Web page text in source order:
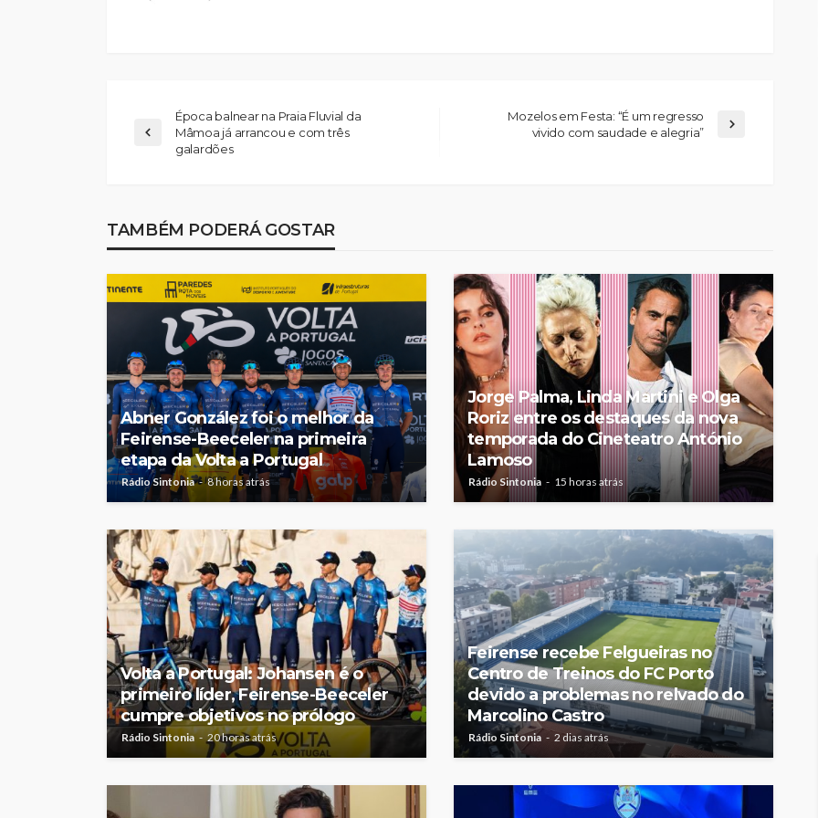
Época balnear na Praia Fluvial da
Mâmoa já arrancou e com três
galardões
Mozelos em Festa: “É um regresso
vivido com saudade e alegria”
TAMBÉM PODERÁ GOSTAR
Abner González foi o melhor da
Feirense-Beeceler na primeira
etapa da Volta a Portugal
Rádio Sintonia 8 horas atrás
Jorge Palma, Linda Martini e Olga
Roriz entre os destaques da nova
temporada do Cineteatro António
Lamoso
Rádio Sintonia 15 horas atrás
Volta a Portugal: Johansen é o
primeiro líder, Feirense-Beeceler
cumpre objetivos no prólogo
Rádio Sintonia 20 horas atrás
Feirense recebe Felgueiras no
Centro de Treinos do FC Porto
devido a problemas no relvado do
Marcolino Castro
Rádio Sintonia 2 dias atrás
no relvado do Marcolino
Rádio Sintonia 2 dias atrás Rádio Sintonia 8 horas atrás